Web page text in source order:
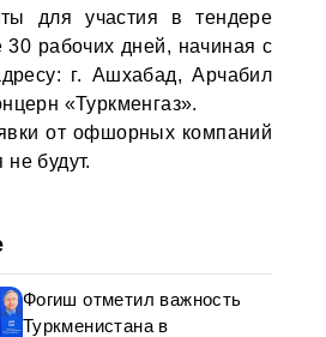
для участия в тендере
30 рабочих дней, начиная с
г. Ашхабад, Арчабил
«Туркменгаз».
от офшорных компаний
не будут.
Фогиш отметил важность
Туркменистана в